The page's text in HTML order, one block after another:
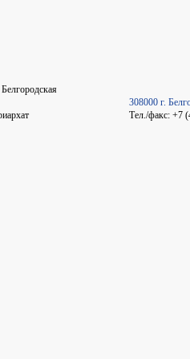
308000 г.
Тел./факс: +7